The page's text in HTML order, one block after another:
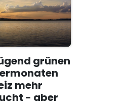
grünen
mehr
- aber